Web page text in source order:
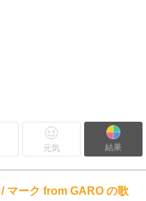
元気 結果
マーク from GARO の歌